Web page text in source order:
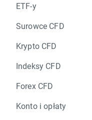
ETF-y
Surowce CFD
Krypto CFD
Indeksy CFD
Forex CFD
Konto i opłaty